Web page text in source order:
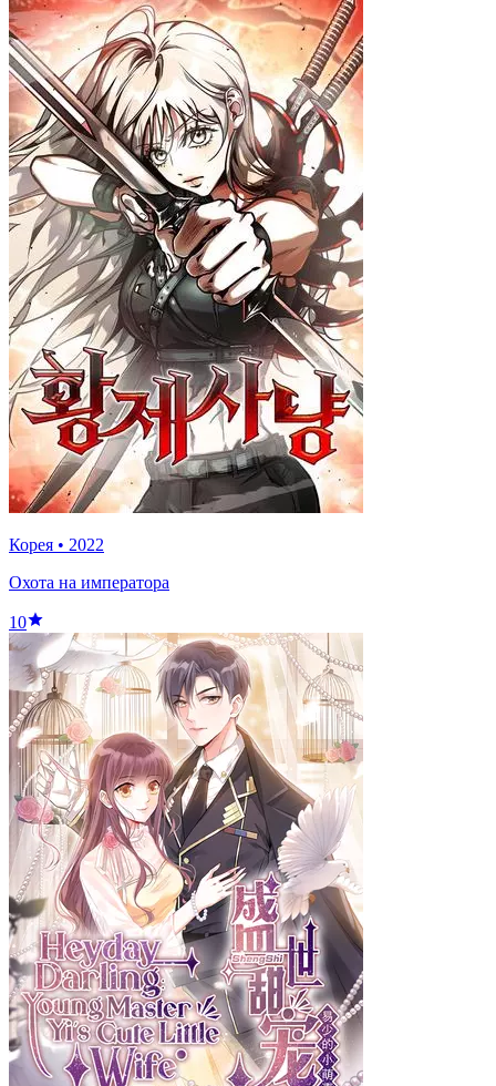
Корея • 2022
Охота на императора
10